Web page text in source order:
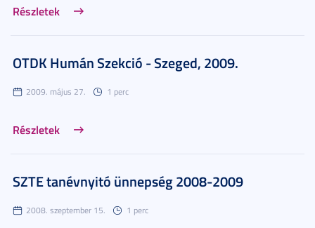
Részletek
OTDK Humán Szekció - Szeged, 2009.
2009. május 27. 1 perc
Részletek
SZTE tanévnyitó ünnepség 2008-2009
2008. szeptember 15. 1 perc